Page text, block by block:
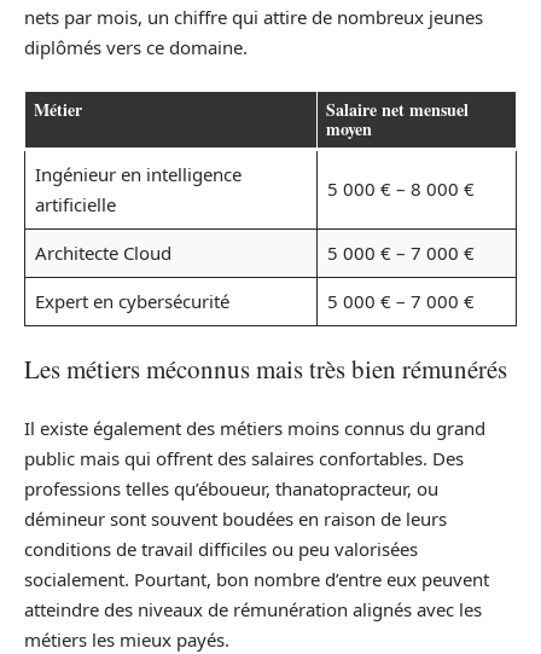
nets par mois, un chiffre qui attire de nombreux jeunes
diplômés vers ce domaine.
Métier Salaire net mensuel
moyen
Ingénieur en intelligence
artificielle
5 000 € – 8 000 €
Architecte Cloud
5 000 € – 7 000 €
Expert en cybersécurité
5 000 € – 7 000 €
Les métiers méconnus mais très bien rémunérés
Il existe également des métiers moins connus du grand
public mais qui offrent des salaires confortables. Des
professions telles qu’éboueur, thanatopracteur, ou
démineur sont souvent boudées en raison de leurs
conditions de travail difficiles ou peu valorisées
socialement. Pourtant, bon nombre d’entre eux peuvent
atteindre des niveaux de rémunération alignés avec les
métiers les mieux payés.